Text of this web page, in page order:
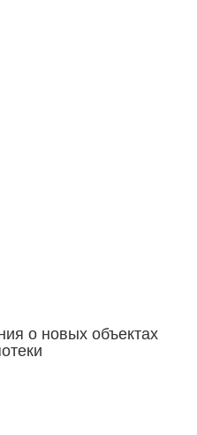
о новых объектах